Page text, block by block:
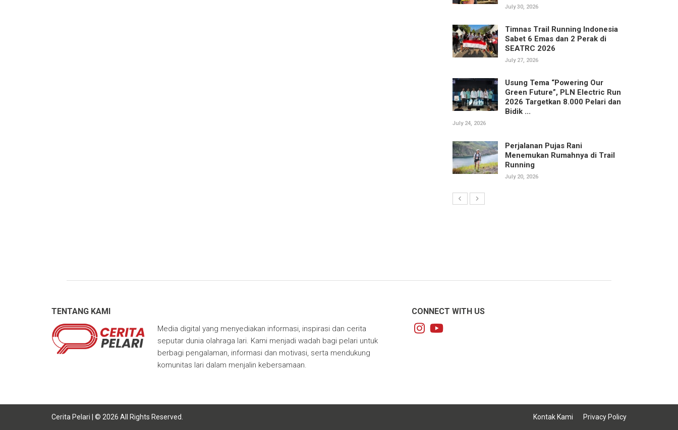
July 30, 2026
Timnas Trail Running Indonesia
Sabet 6 Emas dan 2 Perak di
SEATRC 2026
July 27, 2026
Usung Tema “Powering Our
Green Future”, PLN Electric Run
2026 Targetkan 8.000 Pelari dan
Bidik ...
July 24, 2026
Perjalanan Pujas Rani
Menemukan Rumahnya di Trail
Running
July 20, 2026
TENTANG KAMI
Media digital yang menyediakan informasi, inspirasi dan cerita
seputar dunia olahraga lari. Kami menjadi wadah bagi pelari untuk
berbagi pengalaman, informasi dan motivasi, serta mendukung
komunitas lari dalam menjalin kebersamaan.
CONNECT WITH US
Cerita Pelari | © 2026 All Rights Reserved. Kontak Kami Privacy Policy